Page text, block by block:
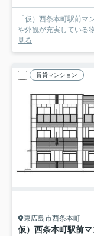
「仮）西条本町駅前
や外観が充実している
見る
賃貸マンション
東広島市西条本町
仮）西条本町駅前